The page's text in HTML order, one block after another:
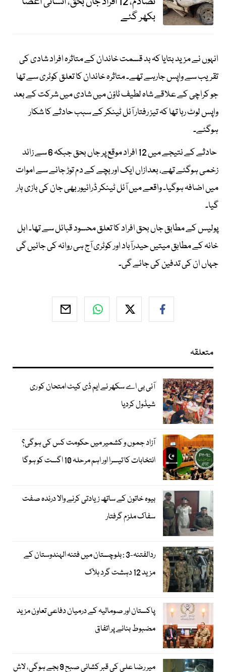
بکھر گئے
انہوں نے مزید بتایا کہ بد قسمت خاندان کے متاثرہ افراد شادی کی
تقریب سے واپس جارہے تھے۔ متاثرہ خاندان کا تعلق کوٹری سے تھا
جو کراچی کے علاقے شاہ لطیف ٹاؤن میں شادی میں شرکت کے بعد
واپس لوٹ رہا تھا کہ تیز رفتار آئل ٹینکر کے سبب حادثے کا شکار
ہوگئے۔
حادثے کے نتیجے میں 12 افراد موقع پر جاں بحق جبکہ 6 سے زائد
زخمی ہوگئے تھے، بعدازاں ایک اور بچے کے دم توڑ جانے سے اموات
میں اضافہ ہوگیا۔ واقعے میں آئل ٹینکر ڈرائیور بھی جان کی بازی ہار
گیا۔
پولیس کے مطابق جاں بحق افراد کا تعلق محسود قبائل سے تھا۔ اہل
خانہ کے مطابق میتیں حیدرآباد اور کوٹری آج ہی روانہ کی جائیں گی
جہاں ان کی تدفین کی جائے گی۔
متعلقہ
آئی بی اے سکھر نے ایم ڈی کیٹ امتحان کو ری
شیڈول کردیا
آزاد جموں و کشمیر میں حکومت کس کی ہوگی؟
انتخابات کا تیسرا اور اہم مرحلہ 10 اگست کو ہوگا
بیوہ خاتون کے ساتھ زیادتی کرنے والا درندہ صفت
سفاک ملزم گرفتار
ردالفتنہ-3 : بلوچستان میں فتنہ الہندوستان کے
مزید 12 دہشت گرد ہلاک
پاکستان اور صومالیہ کے درمیان دفاعی تعاون مزید
مضبوط بنانے پر اتفاق
میر رضا علی کی قبر کشائی صبح 9 بجے ہوگی، لاش